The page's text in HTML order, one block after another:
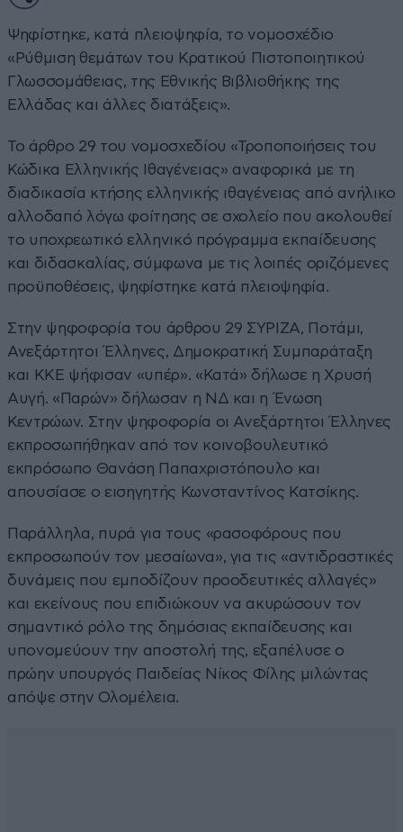
Ψηφίστηκε, κατά πλειοψηφία, το νομοσχέδιο
«Ρύθμιση θεμάτων του Κρατικού Πιστοποιητικού
Γλωσσομάθειας, της Εθνικής Βιβλιοθήκης της
Ελλάδας και άλλες διατάξεις».
Το άρθρο 29 του νομοσχεδίου «Τροποποιήσεις του
Κώδικα Ελληνικής Ιθαγένειας» αναφορικά με τη
διαδικασία κτήσης ελληνικής ιθαγένειας από ανήλικο
αλλοδαπό λόγω φοίτησης σε σχολείο που ακολουθεί
το υποχρεωτικό ελληνικό πρόγραμμα εκπαίδευσης
και διδασκαλίας, σύμφωνα με τις λοιπές οριζόμενες
προϋποθέσεις, ψηφίστηκε κατά πλειοψηφία.
Στην ψηφοφορία του άρθρου 29 ΣΥΡΙΖΑ, Ποτάμι,
Ανεξάρτητοι Έλληνες, Δημοκρατική Συμπαράταξη
και ΚΚΕ ψήφισαν «υπέρ». «Κατά» δήλωσε η Χρυσή
Αυγή. «Παρών» δήλωσαν η ΝΔ και η Ένωση
Κεντρώων. Στην ψηφοφορία οι Ανεξάρτητοι Έλληνες
εκπροσωπήθηκαν από τον κοινοβουλευτικό
εκπρόσωπο Θανάση Παπαχριστόπουλο και
απουσίασε ο εισηγητής Κωνσταντίνος Κατσίκης.
Παράλληλα, πυρά για τους «ρασοφόρους που
εκπροσωπούν τον μεσαίωνα», για τις «αντιδραστικές
δυνάμεις που εμποδίζουν προοδευτικές αλλαγές»
και εκείνους που επιδιώκουν να ακυρώσουν τον
σημαντικό ρόλο της δημόσιας εκπαίδευσης και
υπονομεύουν την αποστολή της, εξαπέλυσε ο
πρώην υπουργός Παιδείας Νίκος Φίλης μιλώντας
απόψε στην Ολομέλεια.